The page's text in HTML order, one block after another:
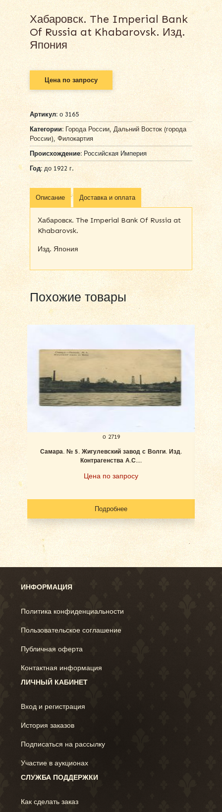
Хабаровск. The Imperial Bank
Of Russia at Khabarovsk. Изд.
Япония
Цена по запросу
Артикул:о 3165
Категории: Города России, Дальний Восток (города
России),Филокартия
Происхождение:Российская Империя
Год:до 1922 г.
Описание Доставка и оплата
Хабаровск. The Imperial Bank Of Russia at
Khabarovsk.
Изд. Япония
Похожие товары
о 2719
Самара. № 5. Жигулевский завод с Волги. Изд.
Контрагенства А.С....
Цена по запросу
Подробнее
ИНФОРМАЦИЯ
Политика конфиденциальности
Пользовательское соглашение
Публичная оферта
Контактная информация
ЛИЧНЫЙ КАБИНЕТ
Вход и регистрация
История заказов
Подписаться на рассылку
Участие в аукционах
СЛУЖБА ПОДДЕРЖКИ
Как сделать заказ